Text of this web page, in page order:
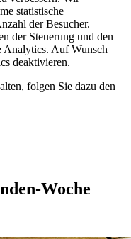
statistische
der Besucher.
der Steuerung und den
Analytics. Auf Wunsch
deaktivieren.
folgen Sie dazu den
Woche